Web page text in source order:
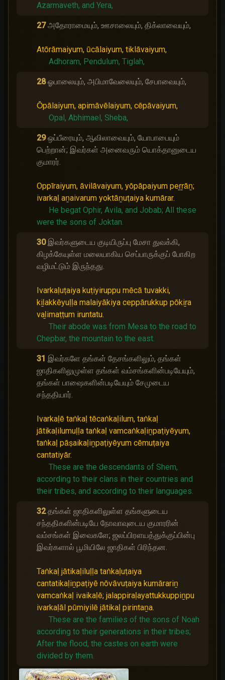
Azarmaveth, and Yera,
27 அதோராமையும், ஊசாலையும், திக்லாவையும்,
Atōrāmaiyum, ūcālaiyum, tiklāvaiyum,
Adhoram, Pendulum, Tiglah,
28 ஓபாலையும், அபிமாவேலையும், சேபாவையும்,
Ōpālaiyum, apimāvēlaiyum, cēpāvaiyum,
Opal, Abhimael, Sheba,
29 ஒப்பீரையும், ஆவிலாவையும், யோபாபையும்
பெற்றான்; இவர்கள் அனைவரும் யொக்தானுடைய
குமாரர்.
Oppīraiyum, āvilāvaiyum, yōpāpaiyum peṟṟāṉ;
ivarkaḷ aṉaivarum yoktāṉuṭaiya kumārar.
He begat Ophir, Avila, and Jobab; All these
were the sons of Joktan.
30 இவர்களுடைய குடியிருப்பு மேசா துவக்கி,
கிழக்கேயுள்ள மலையாகிய செப்பாருக்குப் போகிற
வழிமட்டும் இருந்தது.
Ivarkaḷuṭaiya kuṭiyiruppu mēcā tuvakki,
kiḻakkēyuḷḷa malaiyākiya ceppārukkup pōkiṟa
vaḻimaṭṭum iruntatu.
Their abode was from Mesa to the road to
Chepbar, the mountain to the east.
31 இவர்களே தங்கள் தேசங்களிலும், தங்கள்
ஜாதிகளிலுமுள்ள தங்கள் வம்சங்களின்படியேயும்,
தங்கள் பாஷைகளின்படியேயும் சேமுடைய
சந்ததியார்.
Ivarkaḷē taṅkaḷ tēcaṅkaḷilum, taṅkaḷ
jātikaḷilumuḷḷa taṅkaḷ vamcaṅkaḷiṉpaṭiyēyum,
taṅkaḷ pāṣaikaḷiṉpaṭiyēyum cēmuṭaiya
cantatiyār.
These are the descendants of Shem,
according to their clans in their countries and
their tribes, and according to their languages.
32 தங்கள் ஜாதிகளிலுள்ள தங்களுடைய
சந்ததிகளின்படியே நோவாவுடைய குமாரரின்
வம்சங்கள் இவைகளே; ஜலப்பிரளயத்துக்குப்பின்பு
இவர்களால் பூமியிலே ஜாதிகள் பிரிந்தன.
Taṅkaḷ jātikaḷiluḷḷa taṅkaḷuṭaiya
cantatikaḷiṉpaṭiyē nōvāvuṭaiya kumārariṉ
vamcaṅkaḷ ivaikaḷē; jalappiraḷayattukkuppiṉpu
ivarkaḷāl pūmiyilē jātikaḷ pirintaṉa.
These are the families of the sons of Noah
according to their generations in their tribes;
After the flood, the castes on earth were
divided by them.